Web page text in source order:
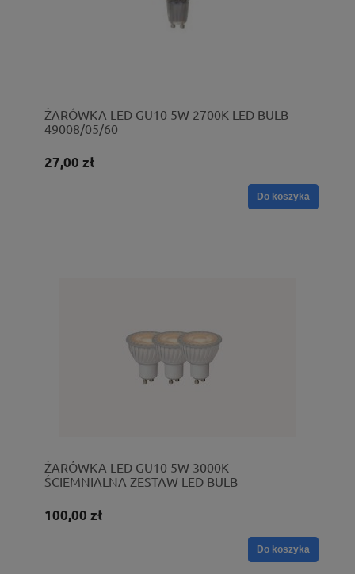
ŻARÓWKA LED GU10 5W 2700K LED BULB
49008/05/60
27,00 zł
Do koszyka
ŻARÓWKA LED GU10 5W 3000K
ŚCIEMNIALNA ZESTAW LED BULB
100,00 zł
Do koszyka